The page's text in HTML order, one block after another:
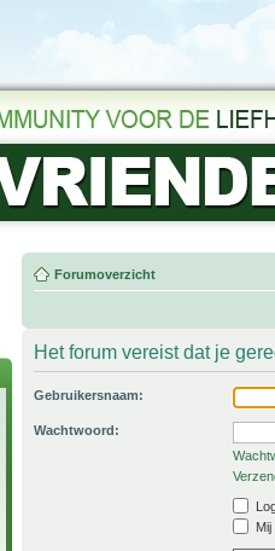
Forumoverzicht
Het forum vereist dat je
Gebruikersnaam:
Wachtwoord: